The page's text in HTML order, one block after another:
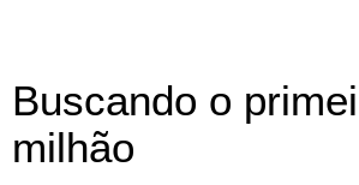
Buscando o
milhão